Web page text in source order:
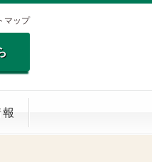
マップ